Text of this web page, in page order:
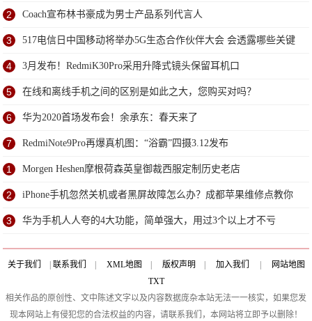
2 Coach宣布林书豪成为男士产品系列代言人
3 517电信日中国移动将举办5G生态合作伙伴大会 会透露哪些关键
信息？
4 3月发布！RedmiK30Pro采用升降式镜头保留耳机口
5 在线和离线手机之间的区别是如此之大，您购买对吗？
6 华为2020首场发布会！余承东：春天来了
7 RedmiNote9Pro再爆真机图：“浴霸”四摄3.12发布
1 Morgen Heshen摩根荷森英皇御裁西服定制历史老店
2 iPhone手机忽然关机或者黑屏故障怎么办？成都苹果维修点教你
大招
3 华为手机人人夸的4大功能，简单强大，用过3个以上才不亏
关于我们 联系我们 XML地图 版权声明 加入我们
网站地图
TXT
相关作品的原创性、文中陈述文字以及内容数据庞杂本站无法一一核实，如果您发
现本网站上有侵犯您的合法权益的内容，请联系我们，本网站将立即予以删除！